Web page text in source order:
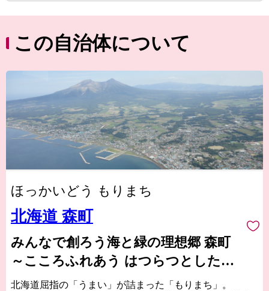
この自治体について
ほっかいどう もりまち
北海道 森町
みんなで創ろう海と緑の理想郷 森町
～こころふれあう はつらつとした爽
やかなまち～
北海道屈指の「うまい」が詰まった「もりまち」。